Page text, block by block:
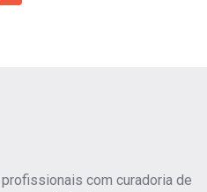
com curadoria de